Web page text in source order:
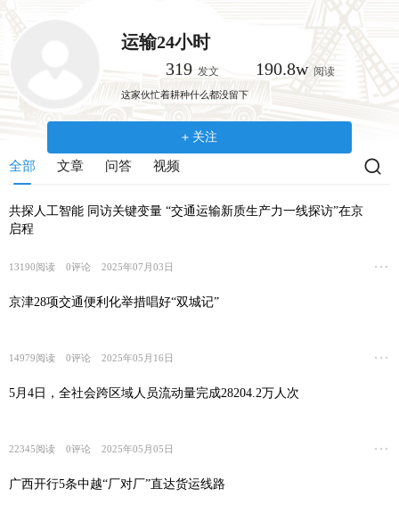
转
到
主
要
内
容
运输24小时
319 发文 190.8w 阅读
这家伙忙着耕种什么都没留下
关注
全部 文章 问答 视频
共探人工智能 同访关键变量 “交通运输新质生产力一线探访”在京
启程
13190阅读 0评论 2025年07月03日
京津28项交通便利化举措唱好“双城记”
14979阅读 0评论 2025年05月16日
5月4日，全社会跨区域人员流动量完成28204.2万人次
22345阅读 0评论 2025年05月05日
广西开行5条中越“厂对厂”直达货运线路